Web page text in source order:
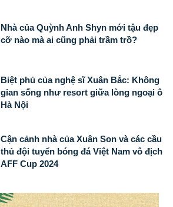
Nhà của Quỳnh Anh Shyn mới tậu đẹp
cỡ nào mà ai cũng phải trầm trồ?
Biệt phủ của nghệ sĩ Xuân Bắc: Không
gian sống như resort giữa lòng ngoại ô
Hà Nội
Cận cảnh nhà của Xuân Son và các cầu
thủ đội tuyển bóng đá Việt Nam vô địch
AFF Cup 2024